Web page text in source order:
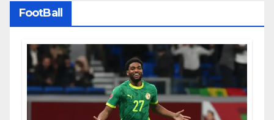
FootBall